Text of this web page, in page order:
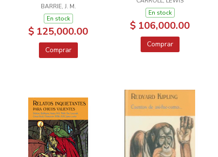
BARRIE, J. M.
En stock
$ 125,000.00
Comprar
En stock
$ 106,000.00
Comprar